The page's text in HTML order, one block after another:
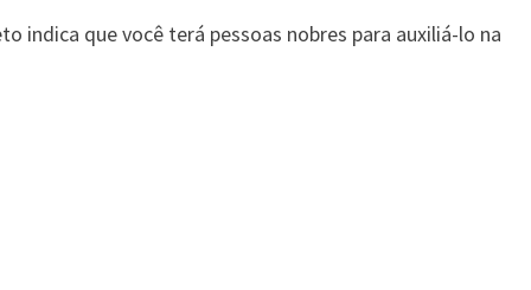
indica que você terá pessoas nobres para auxiliá-lo na